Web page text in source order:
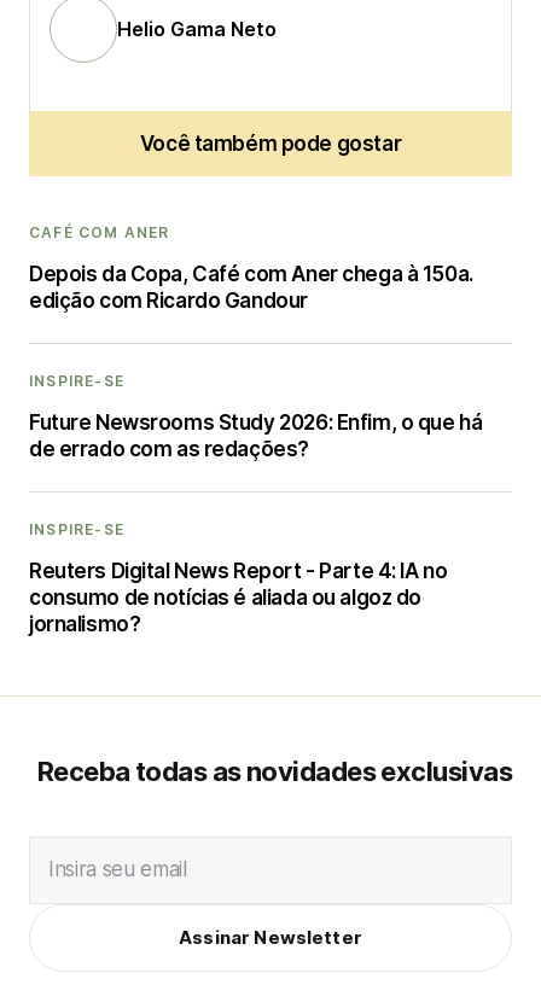
Helio Gama Neto
Você também pode gostar
CAFÉ COM ANER
Depois da Copa, Café com Aner chega à 150a.
edição com Ricardo Gandour
INSPIRE-SE
Future Newsrooms Study 2026: Enfim, o que há
de errado com as redações?
INSPIRE-SE
Reuters Digital News Report - Parte 4: IA no
consumo de notícias é aliada ou algoz do
jornalismo?
Receba todas as novidades exclusivas
Insira seu email
Assinar Newsletter